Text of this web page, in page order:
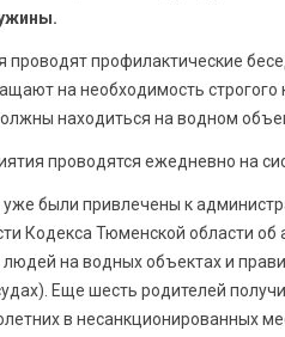
проводят профилактические
на необходимость
находиться на водном
проводятся ежедневно на
были привлечены к
Кодекса Тюменской области
на водных объектах и
Еще шесть родителей
в несанкционированных